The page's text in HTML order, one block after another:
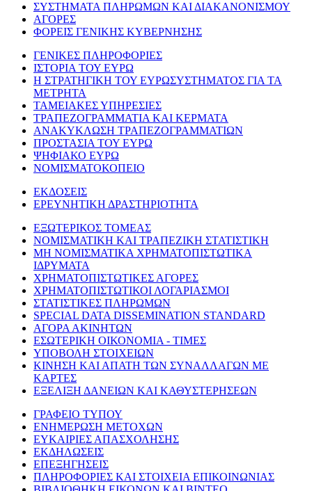
ΣΥΣΤΗΜΑΤΑ ΠΛΗΡΩΜΩΝ ΚΑΙ ΔΙΑΚΑΝΟΝΙΣΜΟΥ
ΑΓΟΡΕΣ
ΦΟΡΕΙΣ ΓΕΝΙΚΗΣ ΚΥΒΕΡΝΗΣΗΣ
ΓΕΝΙΚΕΣ ΠΛΗΡΟΦΟΡΙΕΣ
ΙΣΤΟΡΙΑ ΤΟΥ ΕΥΡΩ
Η ΣΤΡΑΤΗΓΙΚΗ ΤΟΥ ΕΥΡΩΣΥΣΤΗΜΑΤΟΣ ΓΙΑ ΤΑ
ΜΕΤΡΗΤΑ
ΤΑΜΕΙΑΚΕΣ ΥΠΗΡΕΣΙΕΣ
ΤΡΑΠΕΖΟΓΡΑΜΜΑΤΙΑ ΚΑΙ ΚΕΡΜΑΤΑ
ΑΝΑΚΥΚΛΩΣΗ ΤΡΑΠΕΖΟΓΡΑΜΜΑΤΙΩΝ
ΠΡΟΣΤΑΣΙΑ ΤΟΥ ΕΥΡΩ
ΨΗΦΙΑΚΟ ΕΥΡΩ
ΝΟΜΙΣΜΑΤΟΚΟΠΕΙΟ
ΕΚΔΟΣΕΙΣ
ΕΡΕΥΝΗΤΙΚΗ ΔΡΑΣΤΗΡΙΟΤΗΤΑ
ΕΞΩΤΕΡΙΚΟΣ ΤΟΜΕΑΣ
ΝΟΜΙΣΜΑΤΙΚΗ ΚΑΙ ΤΡΑΠΕΖΙΚΗ ΣΤΑΤΙΣΤΙΚΗ
ΜΗ ΝΟΜΙΣΜΑΤΙΚΑ ΧΡΗΜΑΤΟΠΙΣΤΩΤΙΚΑ
ΙΔΡΥΜΑΤΑ
ΧΡΗΜΑΤΟΠΙΣΤΩΤΙΚΕΣ ΑΓΟΡΕΣ
ΧΡΗΜΑΤΟΠΙΣΤΩΤΙΚΟΙ ΛΟΓΑΡΙΑΣΜΟΙ
ΣΤΑΤΙΣΤΙΚΕΣ ΠΛΗΡΩΜΩΝ
SPECIAL DATA DISSEMINATION STANDARD
ΑΓΟΡΑ ΑΚΙΝΗΤΩΝ
ΕΣΩΤΕΡΙΚΗ ΟΙΚΟΝΟΜΙΑ - ΤΙΜΕΣ
ΥΠΟΒΟΛΗ ΣΤΟΙΧΕΙΩΝ
ΚΙΝΗΣΗ ΚΑΙ ΑΠΑΤΗ ΤΩΝ ΣΥΝΑΛΛΑΓΩΝ ΜΕ
ΚΑΡΤΕΣ
ΕΞΕΛΙΞΗ ΔΑΝΕΙΩΝ ΚΑΙ ΚΑΘΥΣΤΕΡΗΣΕΩΝ
ΓΡΑΦΕΙΟ ΤΥΠΟΥ
ΕΝΗΜΕΡΩΣΗ ΜΕΤΟΧΩΝ
ΕΥΚΑΙΡΙΕΣ ΑΠΑΣΧΟΛΗΣΗΣ
ΕΚΔΗΛΩΣΕΙΣ
ΕΠΕΞΗΓΗΣΕΙΣ
ΠΛΗΡΟΦΟΡΙΕΣ ΚΑΙ ΣΤΟΙΧΕΙΑ ΕΠΙΚΟΙΝΩΝΙΑΣ